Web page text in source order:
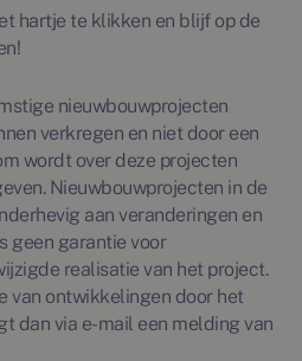
hartje te klikken en blijf op de
nieuwbouwprojecten
verkregen en niet door een
wordt over deze projecten
Nieuwbouwprojecten in de
aan veranderingen en
geen garantie voor
realisatie van het project.
van ontwikkelingen door het
dan via e-mail een melding van